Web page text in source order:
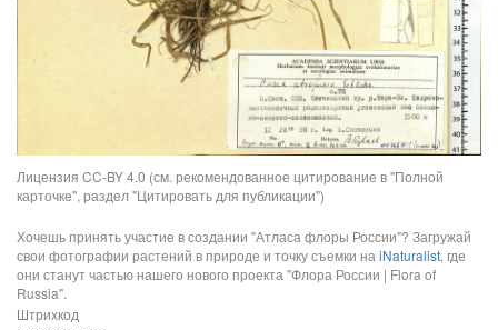
Лицензия CC-BY 4.0 (см. рекомендованное цитирование в "Полной
карточке", раздел "Цитировать для публикации")
Хочешь принять участие в создании "Атласа флоры России"? Загружай
свои фотографии растений в природе и точку съемки на iNaturalist, где
они станут частью нашего нового проекта "Флора России | Flora of
Russia".
Штрихкод